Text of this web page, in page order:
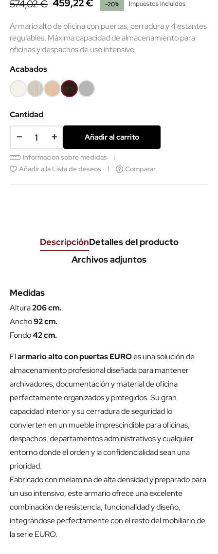
574,02 € 459,22 € -20% Impuestos incluidos
Armario alto de oficina con puertas, cerradura y 4 estantes
regulables. Máxima capacidad de almacenamiento para
oficinas y despachos de uso intensivo.
Acabados
BlancoRoble
(EMF)
Haya
(EMF)
Wengué
Gris
claro
Cantidad
Añadir al carrito
Información sobre medidas
Añadir a la Lista de deseos
Comparar
DescripciónDetalles del producto
Archivos adjuntos
Medidas
Altura206 cm.
Ancho92 cm.
Fondo42 cm.
Elarmario alto con puertas EUROes una solución de
almacenamiento profesional diseñada para mantener
archivadores, documentación y material de oficina
perfectamente organizados y protegidos. Su gran
capacidad interior y su cerradura de seguridad lo
convierten en un mueble imprescindible para oficinas,
despachos, departamentos administrativos y cualquier
entorno donde el orden y la confidencialidad sean una
prioridad.
Fabricado con melamina de alta densidad y preparado para
un uso intensivo, este armario ofrece una excelente
combinación de resistencia, funcionalidad y diseño,
integrándose perfectamente con el resto del mobiliario de
la serie EURO.